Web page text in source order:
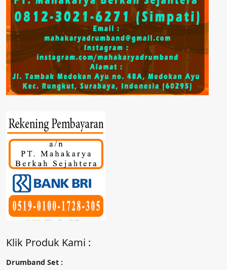
Klik Produk Kami :
Drumband Set :